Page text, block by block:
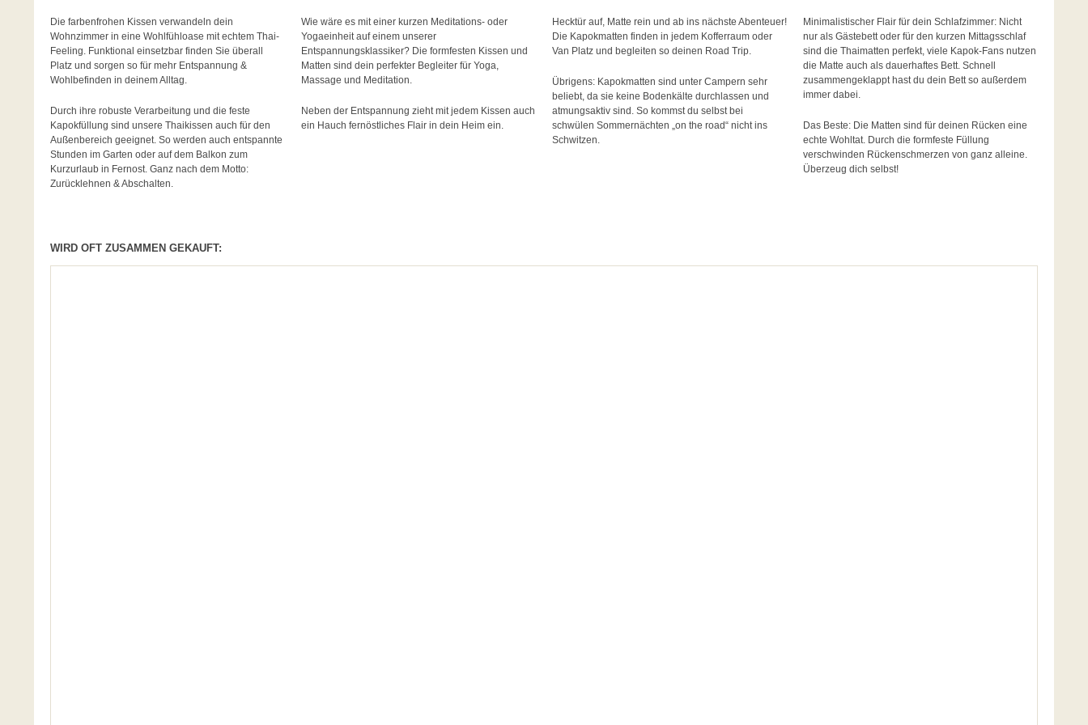
Die farbenfrohen Kissen verwandeln dein
Wohnzimmer in eine Wohlfühloase mit echtem Thai-
Feeling. Funktional einsetzbar finden Sie überall
Platz und sorgen so für mehr Entspannung &
Wohlbefinden in deinem Alltag.
Durch ihre robuste Verarbeitung und die feste
Kapokfüllung sind unsere Thaikissen auch für den
Außenbereich geeignet. So werden auch entspannte
Stunden im Garten oder auf dem Balkon zum
Kurzurlaub in Fernost. Ganz nach dem Motto:
Zurücklehnen & Abschalten.
Wie wäre es mit einer kurzen Meditations- oder
Yogaeinheit auf einem unserer
Entspannungsklassiker? Die formfesten Kissen und
Matten sind dein perfekter Begleiter für Yoga,
Massage und Meditation.
Neben der Entspannung zieht mit jedem Kissen auch
ein Hauch fernöstliches Flair in dein Heim ein.
Hecktür auf, Matte rein und ab ins nächste Abenteuer!
Die Kapokmatten finden in jedem Kofferraum oder
Van Platz und begleiten so deinen Road Trip.
Übrigens: Kapokmatten sind unter Campern sehr
beliebt, da sie keine Bodenkälte durchlassen und
atmungsaktiv sind. So kommst du selbst bei
schwülen Sommernächten „on the road“ nicht ins
Schwitzen.
Minimalistischer Flair für dein Schlafzimmer: Nicht
nur als Gästebett oder für den kurzen Mittagsschlaf
sind die Thaimatten perfekt, viele Kapok-Fans nutzen
die Matte auch als dauerhaftes Bett. Schnell
zusammengeklappt hast du dein Bett so außerdem
immer dabei.
Das Beste: Die Matten sind für deinen Rücken eine
echte Wohltat. Durch die formfeste Füllung
verschwinden Rückenschmerzen von ganz alleine.
Überzeug dich selbst!
WIRD OFT ZUSAMMEN GEKAUFT: